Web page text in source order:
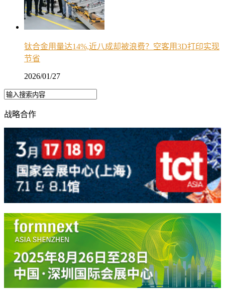
钛合金用量达14%,近八成却被浪费？空客用3D打印实现
节省
2026/01/27
战略合作